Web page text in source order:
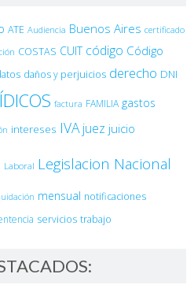
ATE Audiencia Buenos Aires certificado
COSTAS CUIT código Código
daños y perjuicios derecho DNI
factura FAMILIA gastos
intereses IVA juez juicio
Laboral Legislacion Nacional
mensual notificaciones
servicios trabajo